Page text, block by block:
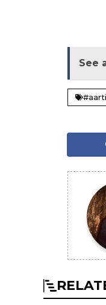
See
#aarti